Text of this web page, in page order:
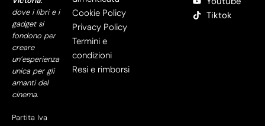
dove i libri e i
gadget si
fondono per
creare
un’esperienza
unica per gli
amanti del
cinema.
Partita Iva
Cookie Policy
Privacy Policy
Termini e
condizioni
Resi e rimborsi
Tiktok